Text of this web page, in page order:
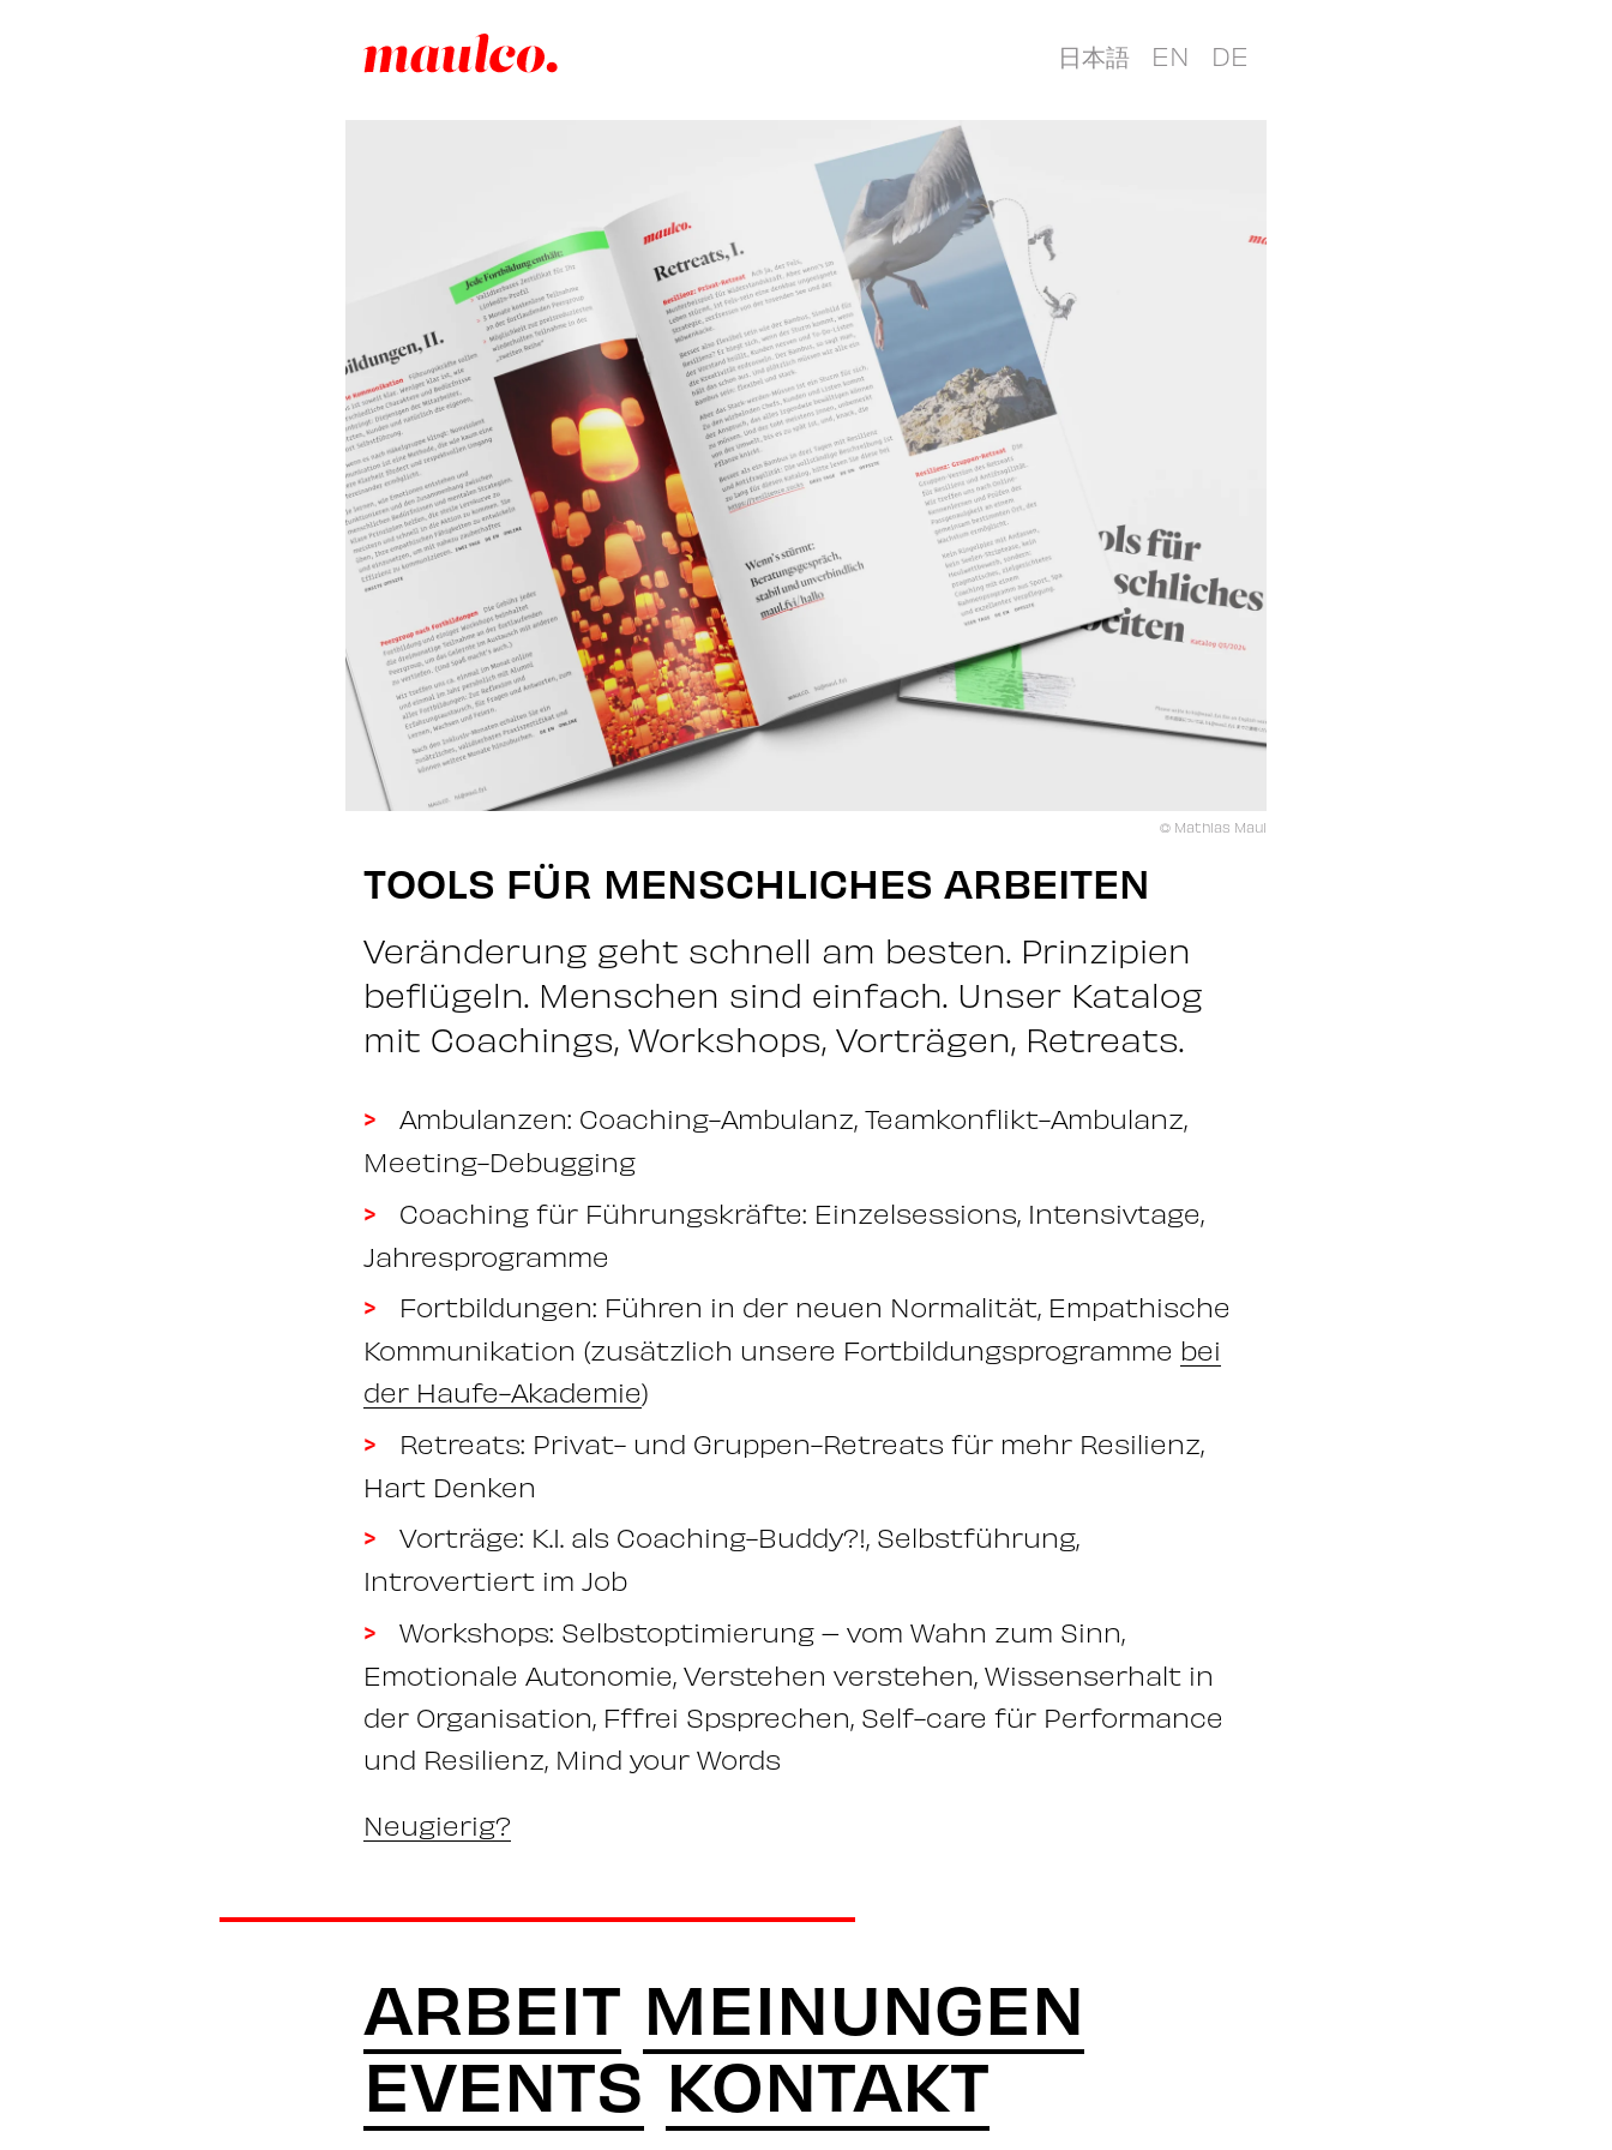
日本語 EN DE
© Mathias Maul
TOOLS FÜR MENSCHLICHES ARBEITEN
Veränderung geht schnell am besten. Prinzipien
beflügeln. Menschen sind einfach. Unser Katalog
mit Coachings, Workshops, Vorträgen, Retreats.
Ambulanzen: Coaching-Ambulanz, Teamkonflikt-Ambulanz,
Meeting-Debugging
Coaching für Führungskräfte: Einzelsessions, Intensivtage,
Jahresprogramme
Fortbildungen: Führen in der neuen Normalität, Empathische
Kommunikation (zusätzlich unsere Fortbildungsprogramme bei
der Haufe-Akademie)
Retreats: Privat- und Gruppen-Retreats für mehr Resilienz,
Hart Denken
Vorträge: K.I. als Coaching-Buddy?!, Selbstführung,
Introvertiert im Job
Workshops: Selbstoptimierung – vom Wahn zum Sinn,
Emotionale Autonomie, Verstehen verstehen, Wissenserhalt in
der Organisation, Fffrei Spsprechen, Self-care für Performance
und Resilienz, Mind your Words
Neugierig?
ARBEIT MEINUNGEN
EVENTS KONTAKT